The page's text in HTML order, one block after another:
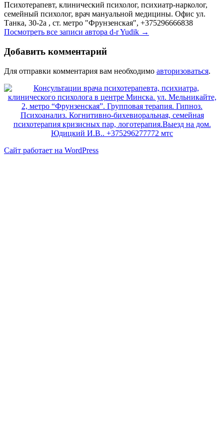
Психотерапевт, клинический психолог, психиатр-нарколог,
семейный психолог, врач мануальной медицины. Офис ул.
Танка, 30-2а , ст. метро "Фрунзенская", +375296666838
Посмотреть все записи автора d-r Yudik →
Добавить комментарий
Для отправки комментария вам необходимо авторизоваться.
Сайт работает на WordPress